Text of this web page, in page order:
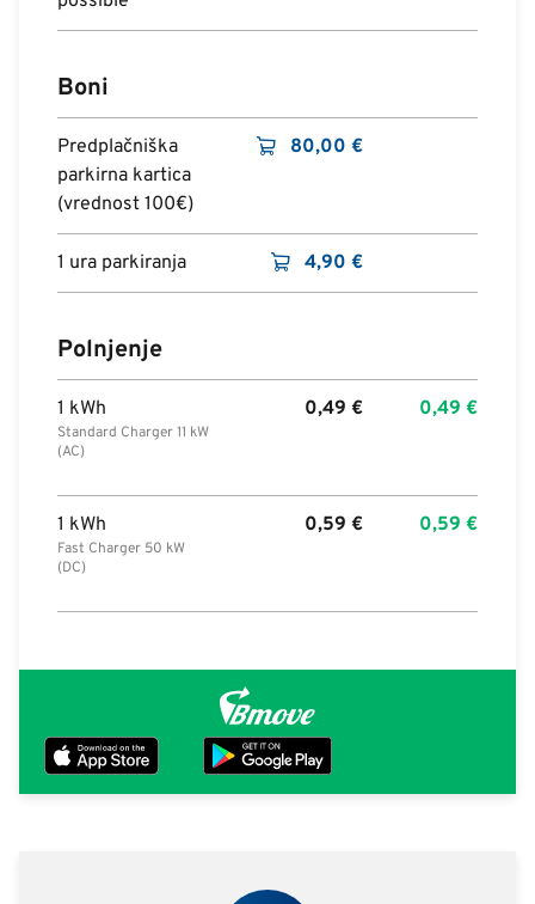
Boni
Predplačniška
parkirna kartica
(vrednost 100€)
80,00 €
1 ura parkiranja 4,90 €
Polnjenje
1 kWh
Standard Charger 11 kW
(AC)
0,49 € 0,49 €
1 kWh
Fast Charger 50 kW
(DC)
0,59 € 0,59 €